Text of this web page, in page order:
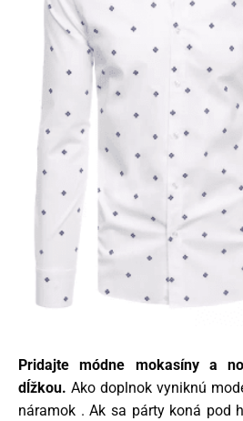
Pridajte módne mokasíny a
dĺžkou. Ako doplnok vyniknú
náramok . Ak sa párty koná pod